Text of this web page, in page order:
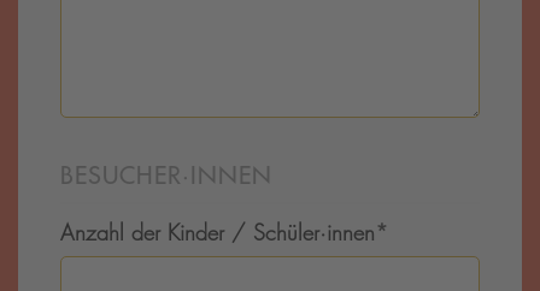
BESUCHER·INNEN
Anzahl der Kinder / Schüler·innen*